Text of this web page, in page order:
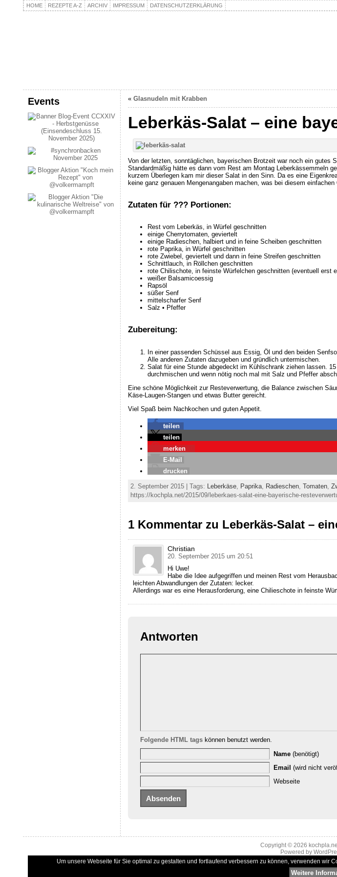
HOME REZEPTE A-Z ARCHIV IMPRESSUM DATENSCHUTZERKLÄRUNG
Events « Glasnudeln mit Krabben
Leberkäs-Salat – eine
Von der letzten, sonntäglichen, bayerischen Brotzeit war noch ein gutes
Standardmäßig hätte es dann vom Rest am Montag Leberkässemmeln
kurzem Überlegen kam mir dieser Salat in den Sinn. Da es eine
keine ganz genauen Mengenangaben machen, was bei diesem
Zutaten für ??? Portionen:
Rest vom Leberkäs, in Würfel geschnitten
einige Cherrytomaten, geviertelt
einige Radieschen, halbiert und in feine Scheiben geschnitten
rote Paprika, in Würfel geschnitten
rote Zwiebel, geviertelt und dann in feine Streifen geschnitten
Schnittlauch, in Röllchen geschnitten
rote Chilischote, in feinste Würfelchen geschnitten (eventuell erst
weißer Balsamicoessig
Rapsöl
süßer Senf
mittelscharfer Senf
Salz • Pfeffer
Zubereitung:
In einer passenden Schüssel aus Essig, Öl und den beiden
Alle anderen Zutaten dazugeben und gründlich untermischen.
Salat für eine Stunde abgedeckt im Kühlschrank ziehen lassen.
durchmischen und wenn nötig noch mal mit Salz und Pfeffer
Eine schöne Möglichkeit zur Resteverwertung, die Balance zwischen
Käse-Laugen-Stangen und etwas Butter gereicht.
Viel Spaß beim Nachkochen und guten Appetit.
teilen
teilen
merken
E-Mail
drucken
2. September 2015 | Tags: Leberkäse, Paprika, Radieschen, Tomaten,
https://kochpla.net/2015/09/leberkaes-salat-eine-bayerische-
1 Kommentar zu Leberkäs-Salat –
Christian
20. September 2015 um 20:51
Hi Uwe!
Habe die Idee aufgegriffen und meinen Rest vom
leichten Abwandlungen der Zutaten: lecker.
Allerdings war es eine Herausforderung, eine Chilieschote in feinste
Antworten
Folgende HTML tags können benutzt werden.
Name (benötigt)
Email (wird nicht
Webseite
Copyright © 2026
Powered by
Um unsere Webseite für Sie optimal zu gestalten und fortlaufend verbessern zu können, verwenden wir
Weitere